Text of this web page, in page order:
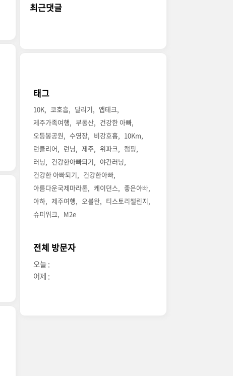
최근댓글
태그
10K 코호흡 달리기
앱테크
제주가족여행
부동산
건강한 아빠
오등봉공원
수영장 비강호흡
10Km
런클리어
런닝 제주 위파크
캠핑
러닝
건강한아빠되기
야간러닝
건강한 아빠되기
건강한아빠
아름다운국제마라톤
케이던스
좋은아빠
아하
제주여행 오블완
티스토리챌린지
슈퍼워크
M2e
전체 방문자
오늘 :
어제 :